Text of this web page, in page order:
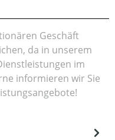
Geschäft
da in unserem
im
informieren wir Sie